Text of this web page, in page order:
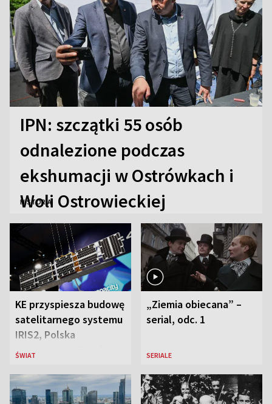
IPN: szczątki 55 osób
odnalezione podczas
ekshumacji w Ostrówkach i
Woli Ostrowieckiej
HISTORIA
KE przyspiesza budowę
satelitarnego systemu
IRIS2, Polska
przeznaczy 656 mln
ŚWIAT
„Ziemia obiecana” –
serial, odc. 1
SERIALE